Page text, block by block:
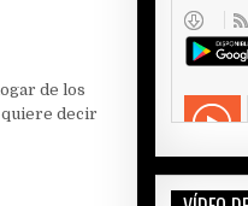
de los
quiere decir